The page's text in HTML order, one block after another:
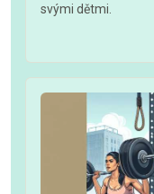
svými dětmi.